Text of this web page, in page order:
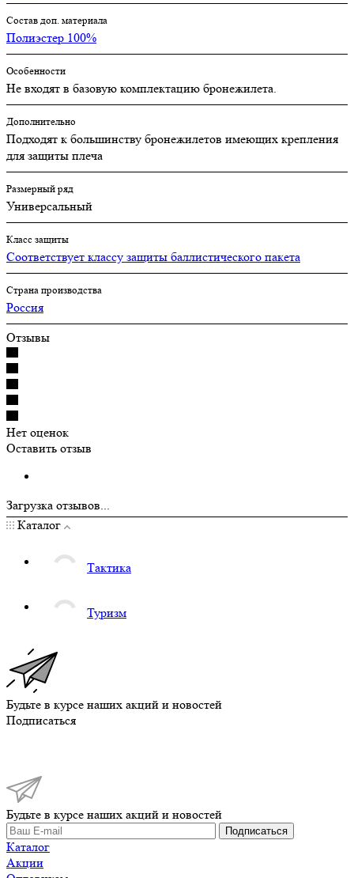
Состав доп. материала
Полиэстер 100%
Особенности
Не входят в базовую комплектацию бронежилета.
Дополнительно
Подходят к большинству бронежилетов имеющих крепления
для защиты плеча
Размерный ряд
Универсальный
Класс защиты
Соответствует классу защиты баллистического пакета
Страна производства
Россия
Отзывы
Нет оценок
Оставить отзыв
Загрузка отзывов...
Каталог
Тактика
Туризм
Будьте в курсе наших акций и новостей
Подписаться
Будьте в курсе наших акций и новостей
Подписаться
Каталог
Акции